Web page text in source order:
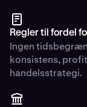
Regler til fordel
Ingen
konsistens,
handelsstrategi.